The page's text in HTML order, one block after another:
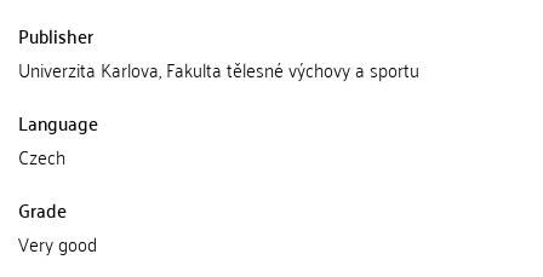
Publisher
Univerzita Karlova, Fakulta tělesné výchovy a sportu
Language
Czech
Grade
Very good